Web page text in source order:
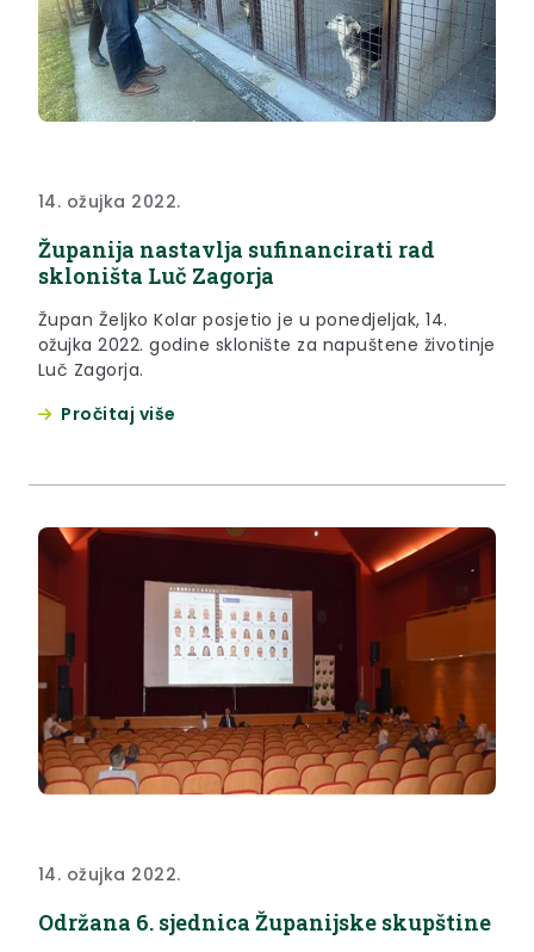
14. ožujka 2022.
Županija nastavlja sufinancirati rad
skloništa Luč Zagorja
Župan Željko Kolar posjetio je u ponedjeljak, 14.
ožujka 2022. godine sklonište za napuštene životinje
Luč Zagorja.
Pročitaj više
14. ožujka 2022.
Održana 6. sjednica Županijske skupštine